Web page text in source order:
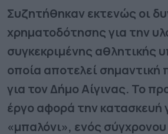
Συζητήθηκαν εκτενώς οι
χρηματοδότησης για την
συγκεκριμένης αθλητικής
οποία αποτελεί σημαντική
για τον Δήμο Αίγινας. Το
έργο αφορά την κατασκευή
«μπαλόνι», ενός σύγχρονου